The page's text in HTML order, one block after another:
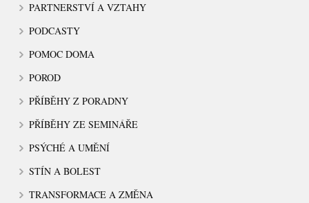
PARTNERSTVÍ A VZTAHY
PODCASTY
POMOC DOMA
POROD
PŘÍBĚHY Z PORADNY
PŘÍBĚHY ZE SEMINÁŘE
PSÝCHÉ A UMĚNÍ
STÍN A BOLEST
TRANSFORMACE A ZMĚNA